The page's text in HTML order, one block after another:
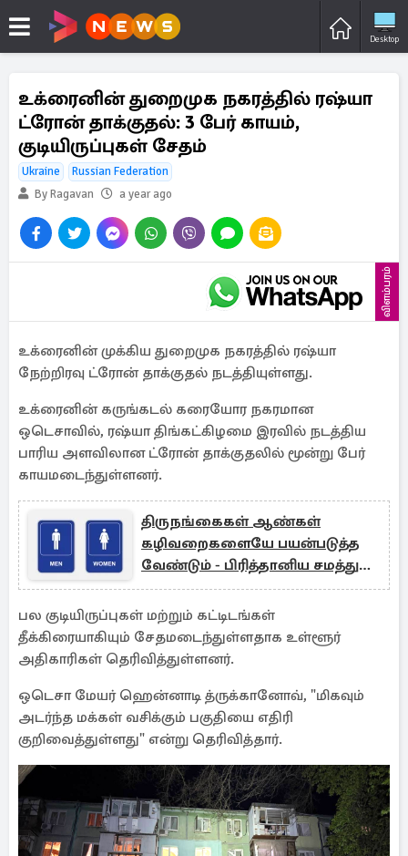
Desktop
உக்ரைனின் துறைமுக நகரத்தில் ரஷ்யா
ட்ரோன் தாக்குதல்: 3 பேர் காயம்,
குடியிருப்புகள் சேதம்
Ukraine
Russian Federation
By Ragavan
a year ago
விளம்பரம்
உக்ரைனின் முக்கிய துறைமுக நகரத்தில் ரஷ்யா
நேற்றிரவு ட்ரோன் தாக்குதல் நடத்தியுள்ளது.
உக்ரைனின் கருங்கடல் கரையோர நகரமான
ஒடெசாவில், ரஷ்யா திங்கட்கிழமை இரவில் நடத்திய
பாரிய அளவிலான ட்ரோன் தாக்குதலில் மூன்று பேர்
காயமடைந்துள்ளனர்.
திருநங்கைகள் ஆண்கள்
கழிவறைகளையே பயன்படுத்த
வேண்டும் - பிரித்தானிய சமத்துவ
அமைச்சர்
பல குடியிருப்புகள் மற்றும் கட்டிடங்கள்
தீக்கிரையாகியும் சேதமடைந்துள்ளதாக உள்ளூர்
அதிகாரிகள் தெரிவித்துள்ளனர்.
ஒடெசா மேயர் ஹென்னாடி த்ருக்கானோவ், "மிகவும்
அடர்ந்த மக்கள் வசிக்கும் பகுதியை எதிரி
குறிவைத்துள்ளது" என்று தெரிவித்தார்.